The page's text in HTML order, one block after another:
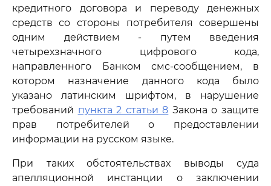
кредитного договора и переводу денежных
средств со стороны потребителя совершены
одним действием - путем введения
четырехзначного цифрового кода,
направленного Банком смс-сообщением, в
котором назначение данного кода было
указано латинским шрифтом, в нарушение
требований пункта 2 статьи 8 Закона о защите
прав потребителей о предоставлении
информации на русском языке.
При таких обстоятельствах выводы суда
апелляционной инстанции о заключении